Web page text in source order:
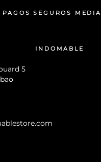
PAGOS SEGUROS
INDOMABLE
5